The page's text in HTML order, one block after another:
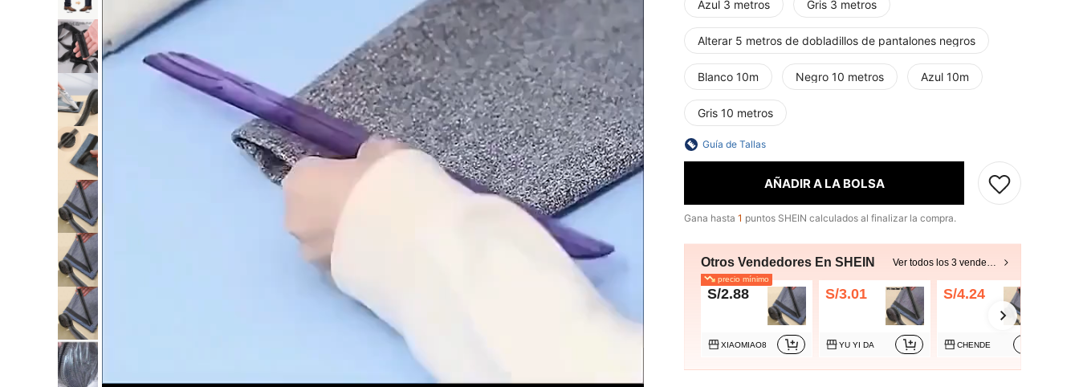
Azul 3 metros Gris 3 metros
Alterar 5 metros de dobladillos de pantalones negros
Blanco 10m Negro 10 metros Azul 10m
Gris 10 metros
Guía de Tallas
AÑADIR A LA BOLSA
Gana hasta 1 puntos SHEIN calculados al finalizar la compra.
Otros Vendedores En SHEIN Ver todos los 3 vendedores
precio mínimo
S/2.88
XIAOMIAO8
S/3.01
YU YI DA
S/4.24
CHENDE